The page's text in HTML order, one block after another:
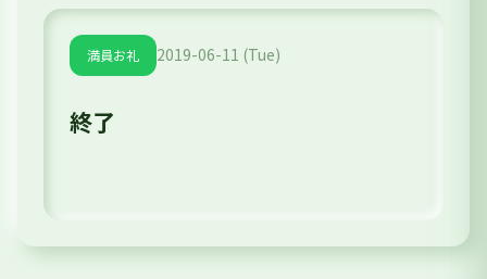
満員お礼 2019-06-11 (Tue)
終了